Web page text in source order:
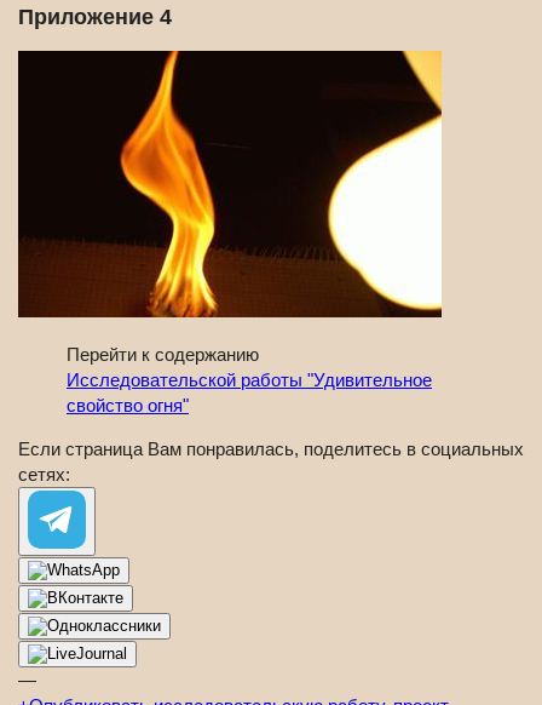
Приложение 4
Перейти к содержанию
Исследовательской работы "Удивительное
свойство огня"
Если страница Вам понравилась, поделитесь в социальных
сетях:
—